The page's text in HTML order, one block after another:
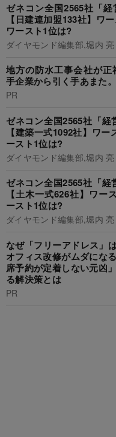
ゼネコン全国2565社「
【日建連加盟133社】ワ
ワースト1位は?
ダイヤモンド編集部,堀内 亮
地方の防水工事会社が
手企業から引く手あまた
PR
ゼネコン全国2565社「
【建築一式1092社】ワ
ースト1位は?
ダイヤモンド編集部,堀内 亮
ゼネコン全国2565社「
【土木一式626社】ワー
ースト1位は?
ダイヤモンド編集部,堀内 亮
なぜ「フリーアドレス」
オフィス改修がムダにな
席予約が定着しない元凶
る解決策とは
PR